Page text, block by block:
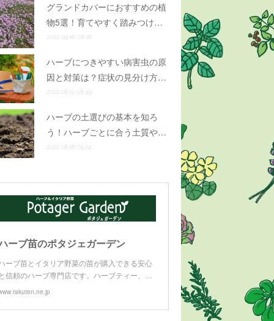
グランドカバーにおすすめの植
物5選！育てやすく踏みつけ…
2022.09.16 08:18
ハーブにつきやすい病害虫の原
因と対策は？症状の見分け方…
2022.08.12 08:49
ハーブの土選びの基本を知ろ
う！ハーブごとに合う土質や…
2022.08.18 05:24
ーブ苗のポタジェガーデン
ーブ苗とイタリア野菜の苗が購入できる安心
信頼のハーブ専門店です。ハーブティー、…